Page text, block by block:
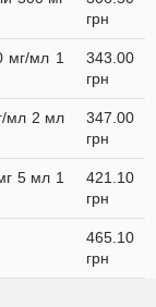
грн
мг/мл 1
343.00
грн
мл 2 мл
347.00
грн
5 мл 1
421.10
грн
465.10
грн